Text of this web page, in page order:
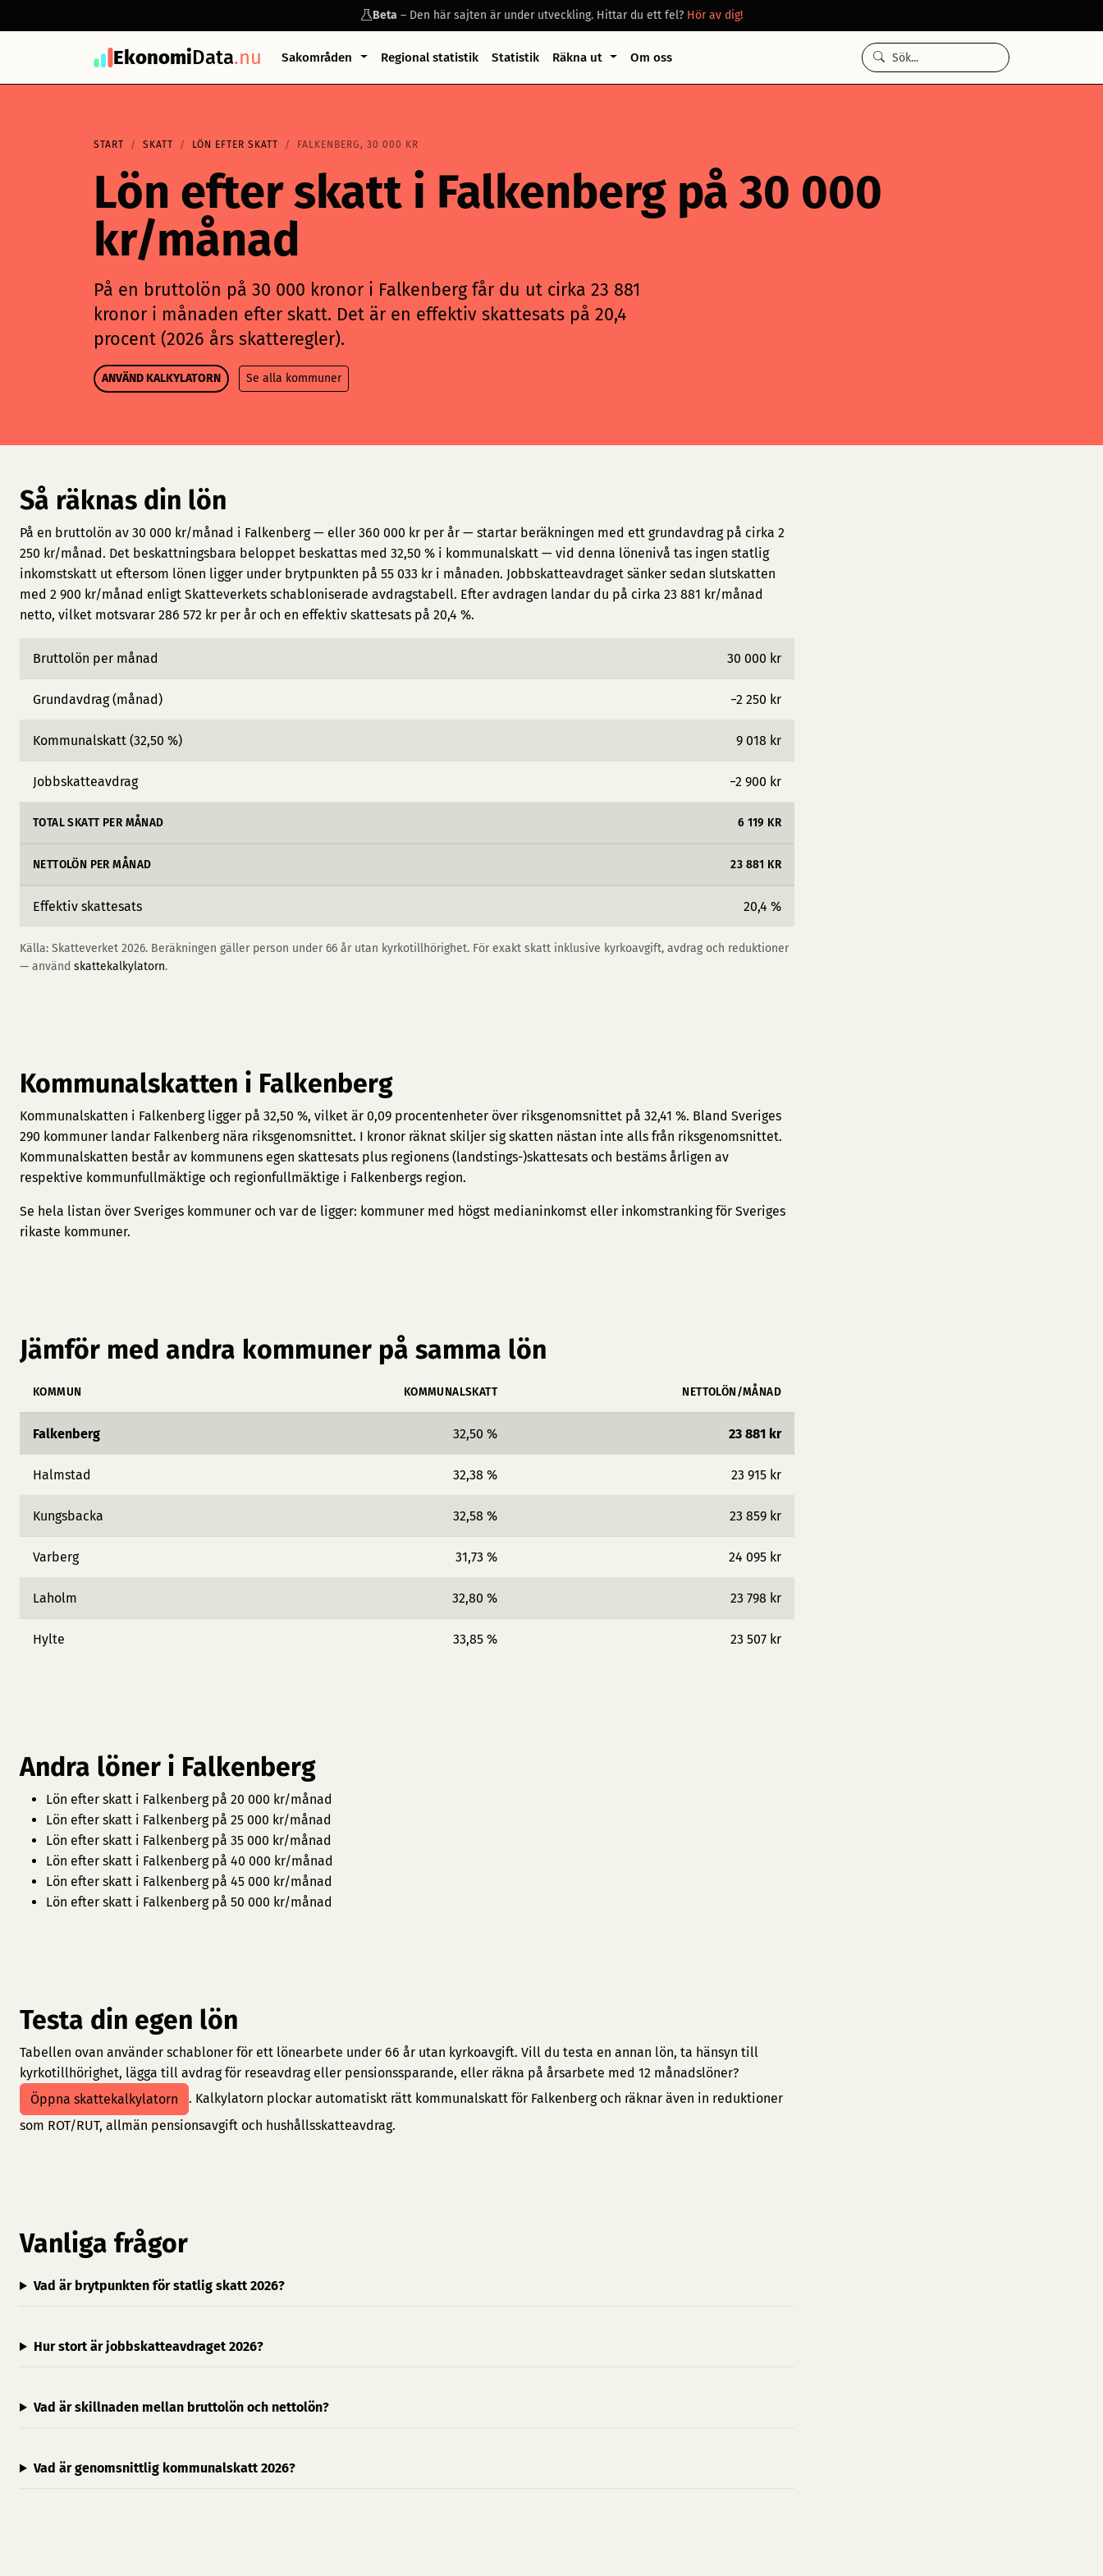
Beta– Den här sajten är under utveckling. Hittar du ett fel? Hör av dig!
EkonomiData.nu Sakområden Regional statistik Statistik Räkna ut Om oss
START SKATT LÖN EFTER SKATT FALKENBERG, 30 000 KR
Lön efter skatt i Falkenberg på 30 000
kr/månad
På en bruttolön på 30 000 kronor i Falkenberg får du ut cirka 23 881
kronor i månaden efter skatt. Det är en effektiv skattesats på 20,4
procent (2026 års skatteregler).
ANVÄND KALKYLATORN Se alla kommuner
Så räknas din lön
På en bruttolön av 30 000 kr/månad i Falkenberg — eller 360 000 kr per år — startar beräkningen med ett grundavdrag på cirka 2
250 kr/månad. Det beskattningsbara beloppet beskattas med 32,50 % i kommunalskatt — vid denna lönenivå tas ingen statlig
inkomstskatt ut eftersom lönen ligger under brytpunkten på 55 033 kr i månaden. Jobbskatteavdraget sänker sedan slutskatten
med 2 900 kr/månad enligt Skatteverkets schabloniserade avdragstabell. Efter avdragen landar du på cirka 23 881 kr/månad
netto, vilket motsvarar 286 572 kr per år och en effektiv skattesats på 20,4 %.
Bruttolön per månad 30 000 kr
Grundavdrag (månad) −2 250 kr
Kommunalskatt (32,50 %) 9 018 kr
Jobbskatteavdrag −2 900 kr
TOTAL SKATT PER MÅNAD 6 119 KR
NETTOLÖN PER MÅNAD 23 881 KR
Effektiv skattesats 20,4 %
Källa: Skatteverket 2026. Beräkningen gäller person under 66 år utan kyrkotillhörighet. För exakt skatt inklusive kyrkoavgift, avdrag och reduktioner
— använd skattekalkylatorn.
Kommunalskatten i Falkenberg
Kommunalskatten i Falkenberg ligger på 32,50 %, vilket är 0,09 procentenheter över riksgenomsnittet på 32,41 %. Bland Sveriges
290 kommuner landar Falkenberg nära riksgenomsnittet. I kronor räknat skiljer sig skatten nästan inte alls från riksgenomsnittet.
Kommunalskatten består av kommunens egen skattesats plus regionens (landstings-)skattesats och bestäms årligen av
respektive kommunfullmäktige och regionfullmäktige i Falkenbergs region.
Se hela listan över Sveriges kommuner och var de ligger: kommuner med högst medianinkomst eller inkomstranking för Sveriges
rikaste kommuner.
Jämför med andra kommuner på samma lön
KOMMUN KOMMUNALSKATT NETTOLÖN/MÅNAD
Falkenberg 32,50 % 23 881 kr
Halmstad 32,38 % 23 915 kr
Kungsbacka 32,58 % 23 859 kr
Varberg 31,73 % 24 095 kr
Laholm 32,80 % 23 798 kr
Hylte 33,85 % 23 507 kr
Andra löner i Falkenberg
Lön efter skatt i Falkenberg på 20 000 kr/månad
Lön efter skatt i Falkenberg på 25 000 kr/månad
Lön efter skatt i Falkenberg på 35 000 kr/månad
Lön efter skatt i Falkenberg på 40 000 kr/månad
Lön efter skatt i Falkenberg på 45 000 kr/månad
Lön efter skatt i Falkenberg på 50 000 kr/månad
Testa din egen lön
Tabellen ovan använder schabloner för ett lönearbete under 66 år utan kyrkoavgift. Vill du testa en annan lön, ta hänsyn till
kyrkotillhörighet, lägga till avdrag för reseavdrag eller pensionssparande, eller räkna på årsarbete med 12 månadslöner?
Öppna skattekalkylatorn
. Kalkylatorn plockar automatiskt rätt kommunalskatt för Falkenberg och räknar även in reduktioner
som ROT/RUT, allmän pensionsavgift och hushållsskatteavdrag.
Vanliga frågor
Vad är brytpunkten för statlig skatt 2026?
Hur stort är jobbskatteavdraget 2026?
Vad är skillnaden mellan bruttolön och nettolön?
Vad är genomsnittlig kommunalskatt 2026?